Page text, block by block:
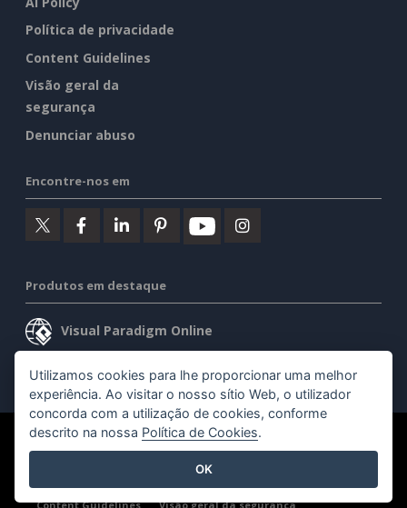
Política de privacidade
Content Guidelines
Visão geral da
segurança
Denunciar abuso
Encontre-nos em
Produtos em destaque
Visual Paradigm Online
Visual Paradigm Desktop
©2026 by Visual Paradigm. Todos os direitos reservados.
Content Guidelines
Visão geral da segurança
Utilizamos cookies para lhe proporcionar uma melhor
experiência. Ao visitar o nosso sítio Web, o utilizador
concorda com a utilização de cookies, conforme
descrito na nossa Política de Cookies.
OK